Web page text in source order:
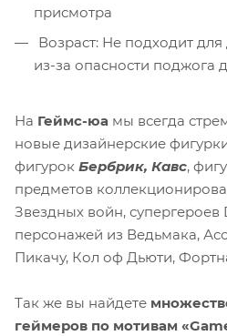
присмотра
Возраст: Не подходит
из-за опасности поджога
На Геймс-юа мы всегда
новые дизайнерские
фигурок Бербрик, Кавс,
предметов
Звездных войн, супергероев
персонажей из Ведьмака,
Пикачу, Кол оф Дьюти,
Так же вы найдете
геймеров по мотивам